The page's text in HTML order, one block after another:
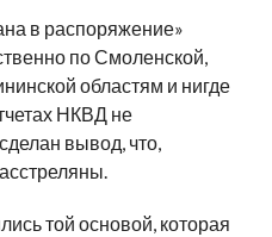
в распоряжение»
по Смоленской,
областям и нигде
НКВД не
вывод, что,
той основой, которая